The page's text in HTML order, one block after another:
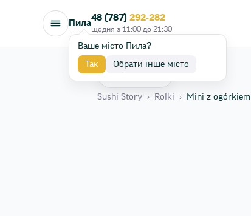
Пила
Ваше місто Пила?
Так Обрати інше місто
48 (787) 292-282
щодня з 11:00 до 21:30
Sushi Story › Rolki › Mini z ogórkiem